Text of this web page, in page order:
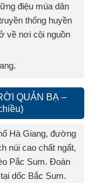
điệu múa dân
thống huyền
về nơi cội nguồn
QUẢN BẠ –
Hà Giang, đường
núi cao chất ngất,
Pắc Sum. Đoàn
dốc Bắc Sum.